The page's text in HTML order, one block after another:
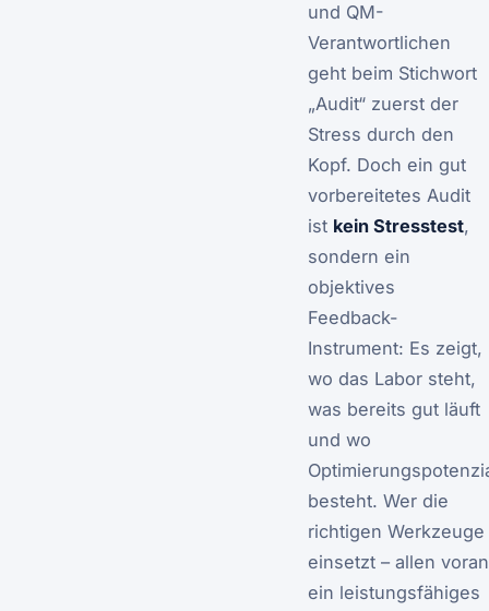
und QM-
Verantwortlichen
geht beim Stichwort
„Audit“ zuerst der
Stress durch den
Kopf. Doch ein gut
vorbereitetes Audit
ist kein Stresstest,
sondern ein
objektives
Feedback-
Instrument: Es zeigt,
wo das Labor steht,
was bereits gut läuft
und wo
besteht. Wer die
richtigen Werkzeuge
einsetzt – allen voran
ein leistungsfähiges